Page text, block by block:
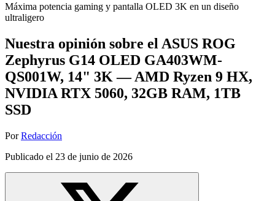
Máxima potencia gaming y pantalla OLED 3K en un diseño
ultraligero
Nuestra opinión sobre el ASUS ROG
Zephyrus G14 OLED GA403WM-
QS001W, 14" 3K — AMD Ryzen 9 HX,
NVIDIA RTX 5060, 32GB RAM, 1TB
SSD
Por Redacción
Publicado el 23 de junio de 2026